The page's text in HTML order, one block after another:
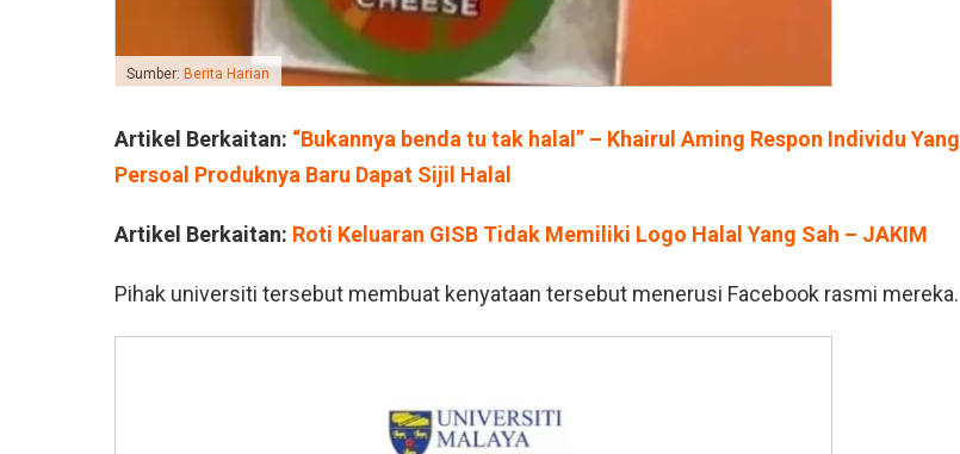
Sumber: Berita Harian
Artikel Berkaitan: “Bukannya benda tu tak halal” – Khairul Aming Respon Individu Yang
Persoal Produknya Baru Dapat Sijil Halal
Artikel Berkaitan: Roti Keluaran GISB Tidak Memiliki Logo Halal Yang Sah – JAKIM
Pihak universiti tersebut membuat kenyataan tersebut menerusi Facebook rasmi mereka.